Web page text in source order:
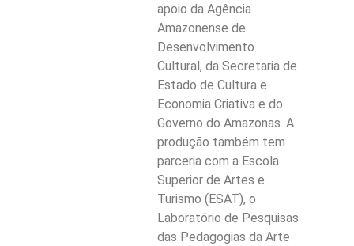
apoio da Agência
Amazonense de
Desenvolvimento
Cultural, da Secretaria de
Estado de Cultura e
Economia Criativa e do
Governo do Amazonas. A
produção também tem
parceria com a Escola
Superior de Artes e
Turismo (ESAT), o
Laboratório de Pesquisas
das Pedagogias da Arte